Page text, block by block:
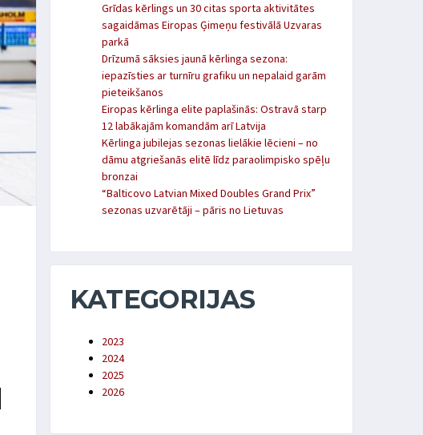
Grīdas kērlings un 30 citas sporta aktivitātes
sagaidāmas Eiropas Ģimeņu festivālā Uzvaras
parkā
Drīzumā sāksies jaunā kērlinga sezona:
iepazīsties ar turnīru grafiku un nepalaid garām
pieteikšanos
Eiropas kērlinga elite paplašinās: Ostravā starp
12 labākajām komandām arī Latvija
Kērlinga jubilejas sezonas lielākie lēcieni – no
dāmu atgriešanās elitē līdz paraolimpisko spēļu
bronzai
“Balticovo Latvian Mixed Doubles Grand Prix”
sezonas uzvarētāji – pāris no Lietuvas
KATEGORIJAS
2023
2024
2025
2026